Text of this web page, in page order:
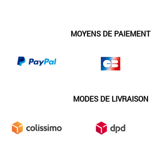
MOYENS DE PAIEMENT
MODES DE LIVRAISON